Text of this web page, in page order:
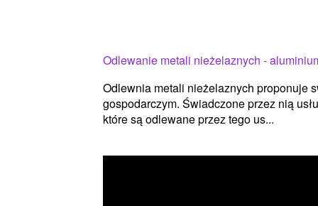
Odlewanie metali nieżelaznych -
Odlewnia metali nieżelaznych proponuje
gospodarczym. Świadczone przez nią
które są odlewane przez tego us...